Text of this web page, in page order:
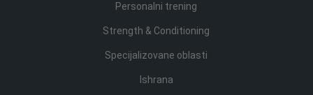
Personalni trening
Strength & Conditioning
Specijalizovane oblasti
Ishrana